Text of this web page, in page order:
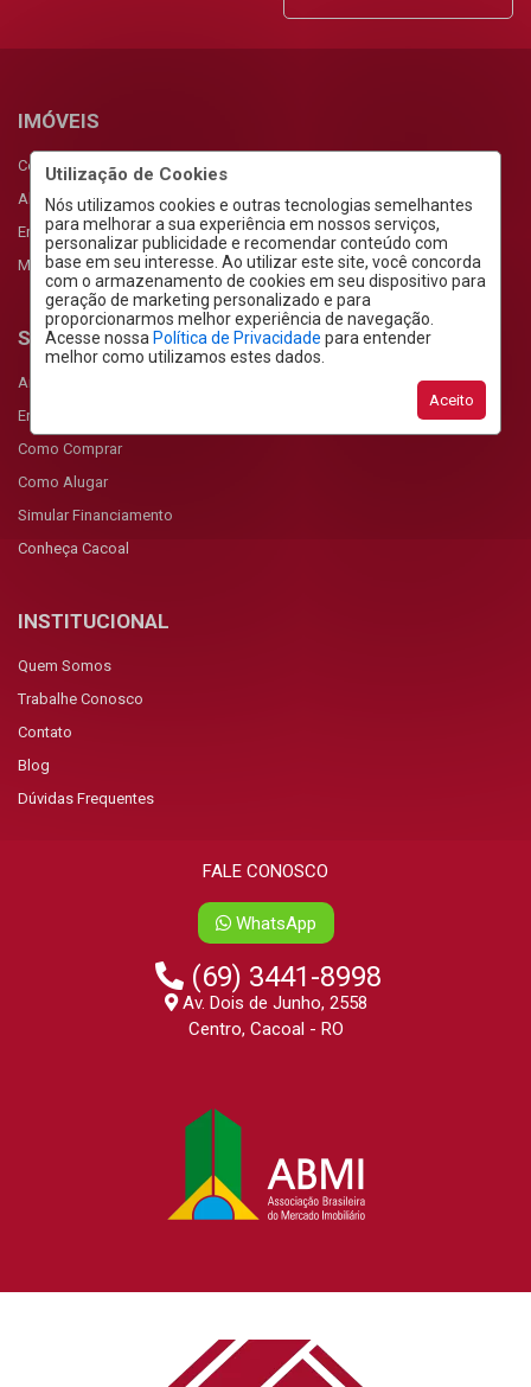
Utilização de Cookies
Nós utilizamos cookies e outras tecnologias semelhantes
para melhorar a sua experiência em nossos serviços,
personalizar publicidade e recomendar conteúdo com
base em seu interesse. Ao utilizar este site, você concorda
com o armazenamento de cookies em seu dispositivo para
geração de marketing personalizado e para
proporcionarmos melhor experiência de navegação.
Acesse nossa Política de Privacidade para entender
melhor como utilizamos estes dados.
Aceito
IMÓVEIS
Comprar
Alugar
Empreendimentos
Meus Favoritos
SERVIÇOS
Anunciar Imóvel
Encomendar Imóvel
Como Comprar
Como Alugar
Simular Financiamento
Conheça Cacoal
INSTITUCIONAL
Quem Somos
Trabalhe Conosco
Contato
Blog
Dúvidas Frequentes
FALE CONOSCO
WhatsApp
(69) 3441-8998
Av. Dois de Junho, 2558
Centro, Cacoal - RO